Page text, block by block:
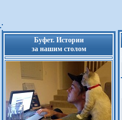
Буфет. Истории
за нашим столом